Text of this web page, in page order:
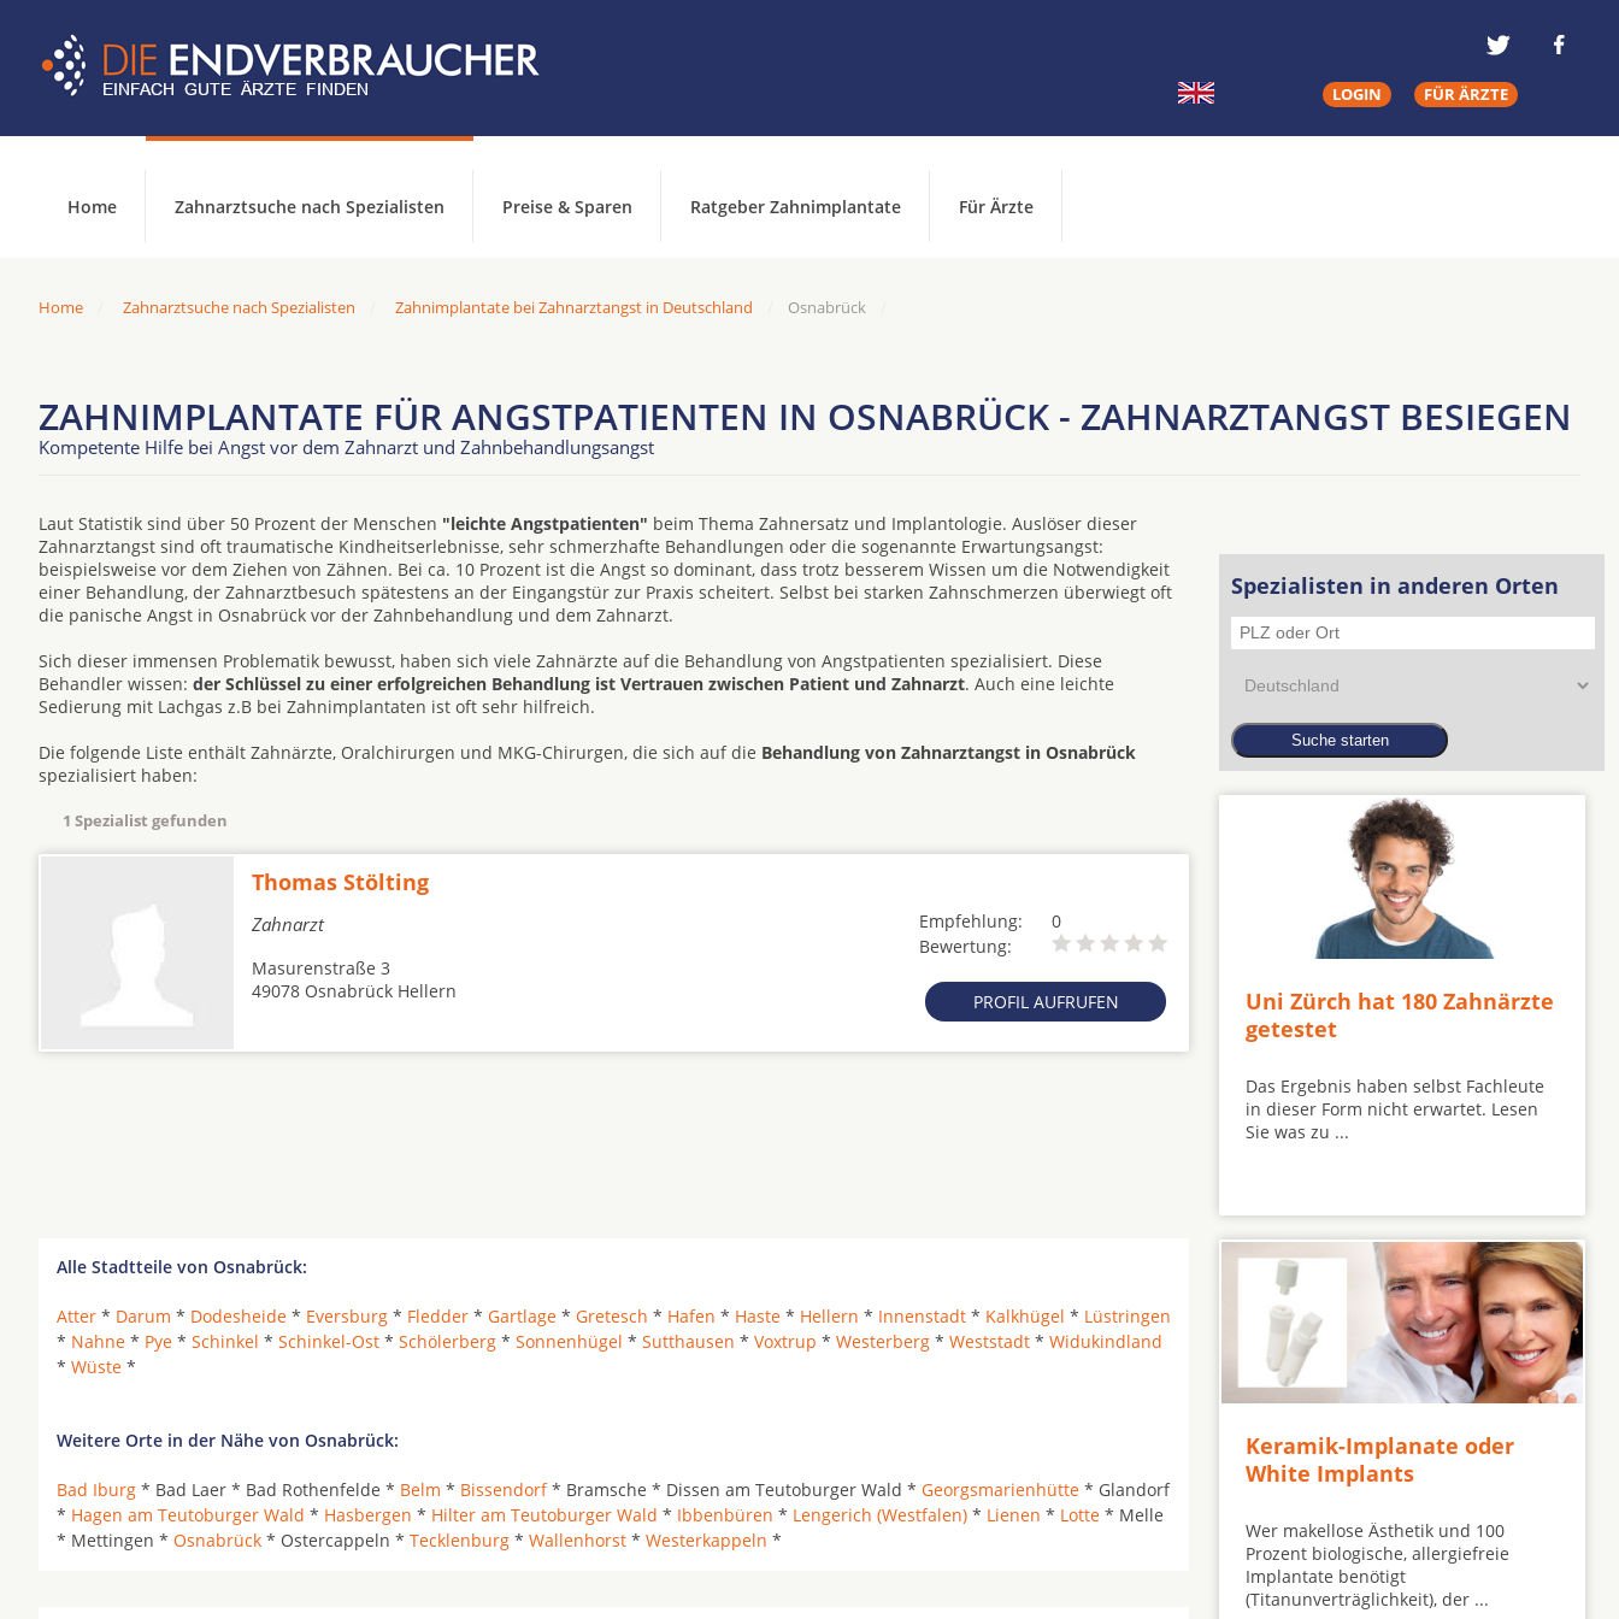
LOGIN FÜR ÄRZTE
Home Zahnarztsuche nach Spezialisten Preise & Sparen Ratgeber Zahnimplantate Für Ärzte
Home Zahnarztsuche nach Spezialisten Zahnimplantate bei Zahnarztangst in Deutschland Osnabrück
ZAHNIMPLANTATE FÜR ANGSTPATIENTEN IN OSNABRÜCK - ZAHNARZTANGST BESIEGEN
Kompetente Hilfe bei Angst vor dem Zahnarzt und Zahnbehandlungsangst
Laut Statistik sind über 50 Prozent der Menschen "leichte Angstpatienten" beim Thema Zahnersatz und Implantologie. Auslöser dieser
Zahnarztangst sind oft traumatische Kindheitserlebnisse, sehr schmerzhafte Behandlungen oder die sogenannte Erwartungsangst:
beispielsweise vor dem Ziehen von Zähnen. Bei ca. 10 Prozent ist die Angst so dominant, dass trotz besserem Wissen um die Notwendigkeit
einer Behandlung, der Zahnarztbesuch spätestens an der Eingangstür zur Praxis scheitert. Selbst bei starken Zahnschmerzen überwiegt oft
die panische Angst in Osnabrück vor der Zahnbehandlung und dem Zahnarzt.
Sich dieser immensen Problematik bewusst, haben sich viele Zahnärzte auf die Behandlung von Angstpatienten spezialisiert. Diese
Behandler wissen: der Schlüssel zu einer erfolgreichen Behandlung ist Vertrauen zwischen Patient und Zahnarzt. Auch eine leichte
Sedierung mit Lachgas z.B bei Zahnimplantaten ist oft sehr hilfreich.
Die folgende Liste enthält Zahnärzte, Oralchirurgen und MKG-Chirurgen, die sich auf die Behandlung von Zahnarztangst in Osnabrück
spezialisiert haben:
1 Spezialist gefunden
Thomas Stölting
Zahnarzt Empfehlung:
0
Bewertung:
PROFIL AUFRUFEN
Masurenstraße 3
49078 Osnabrück Hellern
Alle Stadtteile von Osnabrück:
Atter * Darum * Dodesheide * Eversburg * Fledder * Gartlage * Gretesch * Hafen * Haste * Hellern * Innenstadt * Kalkhügel * Lüstringen
* Nahne * Pye * Schinkel * Schinkel-Ost * Schölerberg * Sonnenhügel * Sutthausen * Voxtrup * Westerberg * Weststadt * Widukindland
* Wüste *
Weitere Orte in der Nähe von Osnabrück:
Bad Iburg * Bad Laer * Bad Rothenfelde * Belm * Bissendorf* Bramsche * Dissen am Teutoburger Wald * Georgsmarienhütte * Glandorf
* Hagen am Teutoburger Wald * Hasbergen * Hilter am Teutoburger Wald * Ibbenbüren * Lengerich (Westfalen) * Lienen * Lotte * Melle
* Mettingen * Osnabrück * Ostercappeln * Tecklenburg * Wallenhorst * Westerkappeln *
Spezialisten in anderen Orten
Uni Zürch hat 180 Zahnärzte
getestet
Das Ergebnis haben selbst Fachleute
in dieser Form nicht erwartet. Lesen
Sie was zu ...
Keramik-Implanate oder
White Implants
Wer makellose Ästhetik und 100
Prozent biologische, allergiefreie
Implantate benötigt
(Titanunverträglichkeit), der ...